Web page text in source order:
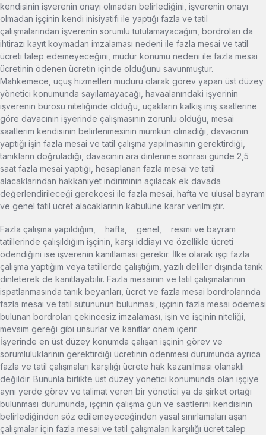
kendisinin işverenin onayı olmadan belirlediğini, işverenin onayı
olmadan işçinin kendi inisiyatifi ile yaptığı fazla ve tatil
çalışmalarından işverenin sorumlu tutulamayacağım, bordroları da
ihtirazı kayıt koymadan imzalaması nedeni ile fazla mesai ve tatil
ücreti talep edemeyeceğini, müdür konumu nedeni ile fazla mesai
ücretinin ödenen ücretin içinde olduğunu savunmuştur.
Mahkemece, uçuş hizmetleri müdürü olarak görev yapan üst düzey
yönetici konumunda sayılamayacağı, havaalanındaki işyerinin
işverenin bürosu niteliğinde olduğu, uçakların kalkış iniş saatlerine
göre davacının işyerinde çalışmasının zorunlu olduğu, mesai
saatlerim kendisinin belirlenmesinin mümkün olmadığı, davacının
yaptığı işin fazla mesai ve tatil çalışma yapılmasının gerektirdiği,
tanıkların doğruladığı, davacının ara dinlenme sonrası günde 2,5
saat fazla mesai yaptığı, hesaplanan fazla mesai ve tatil
alacaklarından hakkaniyet indiriminin açılacak ek davada
değerlendirileceği gerekçesi ile fazla mesai, hafta ve ulusal bayram
ve genel tatil ücret alacaklarının kabulüne karar verilmiştir.
Fazla çalışma yapıldığım, hafta, genel, resmi ve bayram
tatillerinde çalışıldığım işçinin, karşı iddiayı ve özellikle ücreti
ödendiğini ise işverenin kanıtlaması gerekir. İlke olarak işçi fazla
çalışma yaptığım veya tatillerde çalıştığım, yazılı deliller dışında tanık
dinleterek de kanıtlayabilir. Fazla mesainin ve tatil çalışmalarının
ispatlanmasında tanık beyanları, ücret ve fazla mesai bordrolarında
fazla mesai ve tatil sütununun bulunması, işçinin fazla mesai ödemesi
bulunan bordroları çekincesiz imzalaması, işin ve işçinin niteliği,
mevsim gereği gibi unsurlar ve kanıtlar önem içerir.
İşyerinde en üst düzey konumda çalışan işçinin görev ve
sorumluluklarının gerektirdiği ücretinin ödenmesi durumunda ayrıca
fazla ve tatil çalışmaları karşılığı ücrete hak kazanılması olanaklı
değildir. Bununla birlikte üst düzey yönetici konumunda olan işçiye
aynı yerde görev ve talimat veren bir yönetici ya da şirket ortağı
bulunması durumunda, işçinin çalışma gün ve saatlerini kendisinin
belirlediğinden söz edilemeyeceğinden yasal sınırlamaları aşan
çalışmalar için fazla mesai ve tatil çalışmaları karşılığı ücret talep